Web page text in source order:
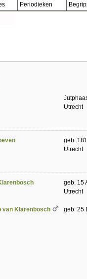
Periodieken
Utrecht
geb.
Utrecht
geb. 15
Utrecht
van Klarenbosch
geb. 25